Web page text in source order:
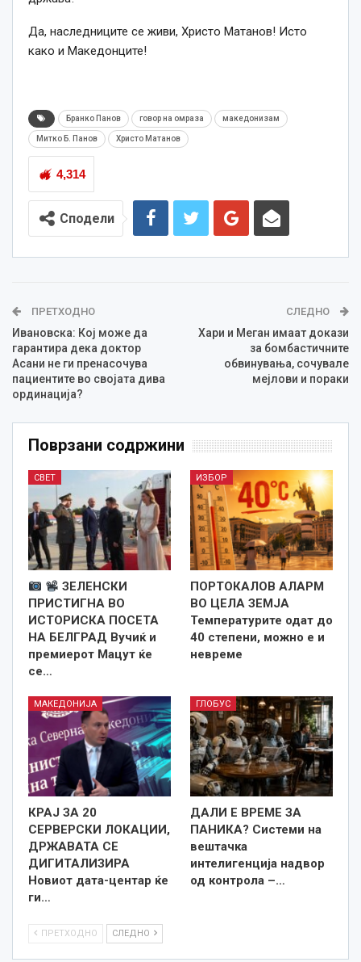
Да, наследниците се живи, Христо Матанов! Исто
како и Македонците!
Бранко Панов говор на омраза македонизам
Митко Б. Панов Христо Матанов
4,314
Сподели
ПРЕТХОДНО
Ивановска: Кој може да
гарантира дека доктор
Асани не ги пренасочува
пациентите во својата дива
ординација?
СЛЕДНО
Хари и Меган имаат докази
за бомбастичните
обвинувања, сочувале
мејлови и пораки
Поврзани содржини
СВЕТ
ЗЕЛЕНСКИ
ПРИСТИГНА ВО
ИСТОРИСКА ПОСЕТА
НА БЕЛГРАД Вучиќ и
премиерот Мацут ќе
се…
ИЗБОР
ПОРТОКАЛОВ АЛАРМ
ВО ЦЕЛА ЗЕМЈА
Температурите одат до
40 степени, можно е и
невреме
МАКЕДОНИЈА
КРАЈ ЗА 20
СЕРВЕРСКИ ЛОКАЦИИ,
ДРЖАВАТА СЕ
ДИГИТАЛИЗИРА
Новиот дата-центар ќе
ги…
ГЛОБУС
ДАЛИ Е ВРЕМЕ ЗА
ПАНИКА? Системи на
вештачка
интелигенција надвор
од контрола –…
ПРЕТХОДНО СЛЕДНО